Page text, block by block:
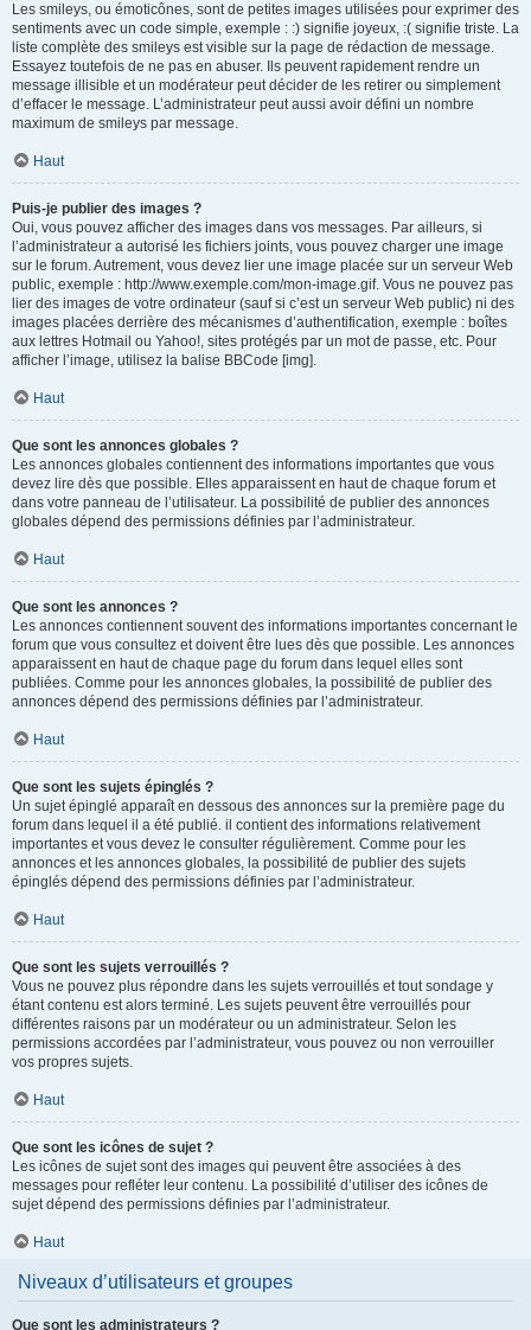
Les smileys, ou émoticônes, sont de petites images utilisées pour exprimer des
sentiments avec un code simple, exemple : :) signifie joyeux, :( signifie triste. La
liste complète des smileys est visible sur la page de rédaction de message.
Essayez toutefois de ne pas en abuser. Ils peuvent rapidement rendre un
message illisible et un modérateur peut décider de les retirer ou simplement
d’effacer le message. L’administrateur peut aussi avoir défini un nombre
maximum de smileys par message.
Haut
Puis-je publier des images ?
Oui, vous pouvez afficher des images dans vos messages. Par ailleurs, si
l’administrateur a autorisé les fichiers joints, vous pouvez charger une image
sur le forum. Autrement, vous devez lier une image placée sur un serveur Web
public, exemple : http://www.exemple.com/mon-image.gif. Vous ne pouvez pas
lier des images de votre ordinateur (sauf si c’est un serveur Web public) ni des
images placées derrière des mécanismes d’authentification, exemple : boîtes
aux lettres Hotmail ou Yahoo!, sites protégés par un mot de passe, etc. Pour
afficher l’image, utilisez la balise BBCode [img].
Haut
Que sont les annonces globales ?
Les annonces globales contiennent des informations importantes que vous
devez lire dès que possible. Elles apparaissent en haut de chaque forum et
dans votre panneau de l’utilisateur. La possibilité de publier des annonces
globales dépend des permissions définies par l’administrateur.
Haut
Que sont les annonces ?
Les annonces contiennent souvent des informations importantes concernant le
forum que vous consultez et doivent être lues dès que possible. Les annonces
apparaissent en haut de chaque page du forum dans lequel elles sont
publiées. Comme pour les annonces globales, la possibilité de publier des
annonces dépend des permissions définies par l’administrateur.
Haut
Que sont les sujets épinglés ?
Un sujet épinglé apparaît en dessous des annonces sur la première page du
forum dans lequel il a été publié. il contient des informations relativement
importantes et vous devez le consulter régulièrement. Comme pour les
annonces et les annonces globales, la possibilité de publier des sujets
épinglés dépend des permissions définies par l’administrateur.
Haut
Que sont les sujets verrouillés ?
Vous ne pouvez plus répondre dans les sujets verrouillés et tout sondage y
étant contenu est alors terminé. Les sujets peuvent être verrouillés pour
différentes raisons par un modérateur ou un administrateur. Selon les
permissions accordées par l’administrateur, vous pouvez ou non verrouiller
vos propres sujets.
Haut
Que sont les icônes de sujet ?
Les icônes de sujet sont des images qui peuvent être associées à des
messages pour refléter leur contenu. La possibilité d’utiliser des icônes de
sujet dépend des permissions définies par l’administrateur.
Haut
Niveaux d’utilisateurs et groupes
Que sont les administrateurs ?